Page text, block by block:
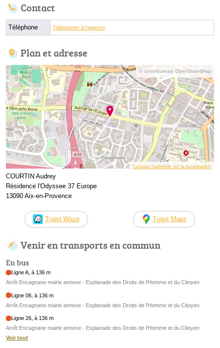
Contact
Téléphone Téléphoner à l'agence
Plan et adresse
© contributeurs OpenStreetMap
Corriger l’adresse ou la localisation
COURTIN Audrey
Résidence l'Odyssee 37 Europe
13090 Aix-en-Provence
Trajet Waze Trajet Maps
Venir en transports en commun
En bus
Ligne A, à 136 m
Arrêt Encagnane mairie annexe - Esplanade des Droits de l'Homme et du Citoyen
Ligne 06, à 136 m
Arrêt Encagnane mairie annexe - Esplanade des Droits de l'Homme et du Citoyen
Ligne 26, à 136 m
Arrêt Encagnane mairie annexe - Esplanade des Droits de l'Homme et du Citoyen
Voir tout